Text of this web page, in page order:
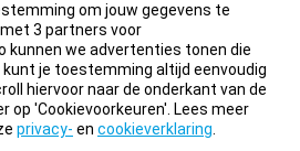
om jouw gegevens te
3 partners voor
kunnen we advertenties tonen die
kunt je toestemming altijd eenvoudig
hiervoor naar de onderkant van de
op 'Cookievoorkeuren'. Lees meer
privacy- en cookieverklaring